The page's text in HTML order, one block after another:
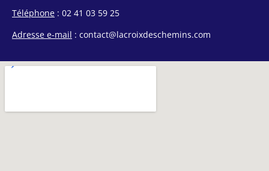
Téléphone : 02 41 03 59 25
Adresse e-mail : contact@lacroixdeschemins.com